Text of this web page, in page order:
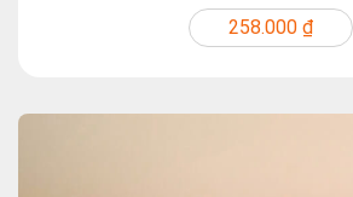
258.000 ₫